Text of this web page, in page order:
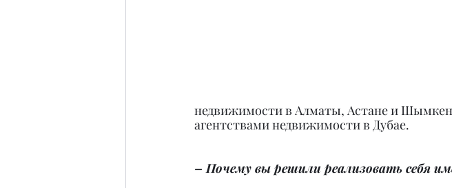
недвижимости в Алматы, Астане и
агентствами недвижимости в Дубае.
– Почему вы решили реализовать себя